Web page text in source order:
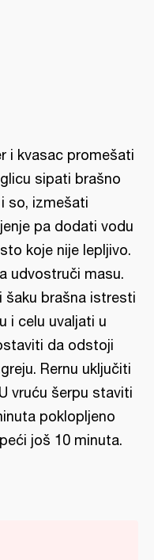
i kvasac promešati
sipati brašno
so, izmešati
pa dodati vodu
koje nije lepljivo.
udvostruči masu.
šaku brašna istresti
i celu uvaljati u
da odstoji
Rernu uključiti
vruću šerpu staviti
poklopljeno
još 10 minuta.